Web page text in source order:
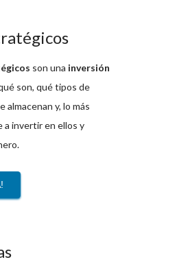
son una inversión
son, qué tipos de
almacenan y, lo más
a invertir en ellos y